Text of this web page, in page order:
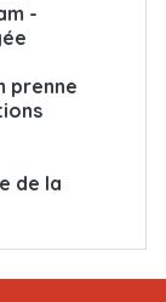
-
prenne
de la